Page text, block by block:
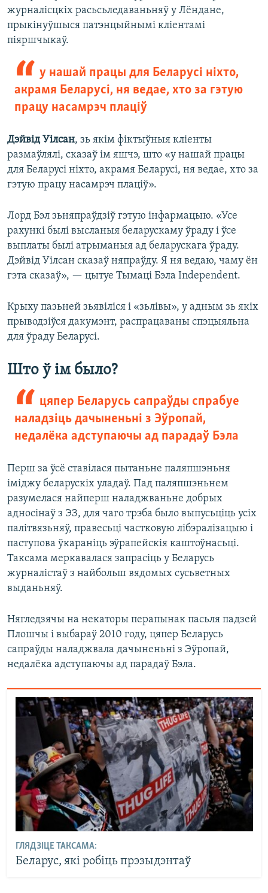
журналісцкіх расьсьледаваньняў у Лёндане,
прыкінуўшыся патэнцыйнымі кліентамі
піяршчыкаў.
у нашай працы для Беларусі ніхто,
акрамя Беларусі, ня ведае, хто за гэтую
працу насамрэч плаціў
Дэйвід Уілсан, зь якім фіктыўныя кліенты
размаўлялі, сказаў ім яшчэ, што «у нашай працы
для Беларусі ніхто, акрамя Беларусі, ня ведае, хто за
гэтую працу насамрэч плаціў».
Лорд Бэл зьняпраўдзіў гэтую інфармацыю. «Усе
рахункі былі высланыя беларускаму ўраду і ўсе
выплаты былі атрыманыя ад беларускага ўраду.
Дэйвід Уілсан сказаў няпраўду. Я ня ведаю, чаму ён
гэта сказаў», — цытуе Тымаці Бэла Independent.
Крыху пазьней зьявіліся і «зьлівы», у адным зь якіх
прыводзіўся дакумэнт, распрацаваны спэцыяльна
для ўраду Беларусі.
Што ў ім было?
цяпер Беларусь сапраўды спрабуе
наладзіць дачыненьні з Эўропай,
недалёка адступаючы ад парадаў Бэла
Перш за ўсё ставілася пытаньне паляпшэньня
іміджу беларускіх уладаў. Пад паляпшэньнем
разумелася найперш наладжваньне добрых
адносінаў з ЭЗ, для чаго трэба было выпусьціць усіх
палітвязьняў, правесьці частковую лібэралізацыю і
паступова ўкараніць эўрапейскія каштоўнасьці.
Таксама меркавалася запрасіць у Беларусь
журналістаў з найбольш вядомых сусьветных
выданьняў.
Нягледзячы на некаторы перапынак пасьля падзей
Плошчы і выбараў 2010 году, цяпер Беларусь
сапраўды наладжвала дачыненьні з Эўропай,
недалёка адступаючы ад парадаў Бэла.
ГЛЯДЗІЦЕ ТАКСАМА:
Беларус, які робіць прэзыдэнтаў